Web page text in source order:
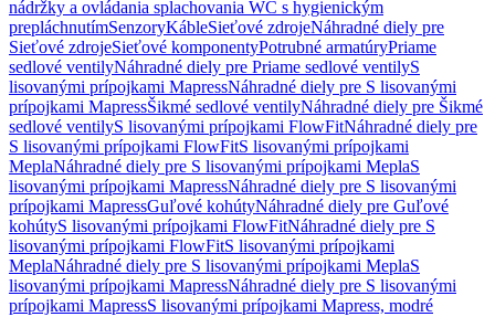
nádržky a ovládania splachovania WC s hygienickým
prepláchnutímSenzoryKábleSieťové zdrojeNáhradné diely pre
Sieťové zdrojeSieťové komponentyPotrubné armatúryPriame
sedlové ventilyNáhradné diely pre Priame sedlové ventilyS
lisovanými prípojkami MapressNáhradné diely pre S lisovanými
prípojkami MapressŠikmé sedlové ventilyNáhradné diely pre Šikmé
sedlové ventilyS lisovanými prípojkami FlowFitNáhradné diely pre
S lisovanými prípojkami FlowFitS lisovanými prípojkami
MeplaNáhradné diely pre S lisovanými prípojkami MeplaS
lisovanými prípojkami MapressNáhradné diely pre S lisovanými
prípojkami MapressGuľové kohútyNáhradné diely pre Guľové
kohútyS lisovanými prípojkami FlowFitNáhradné diely pre S
lisovanými prípojkami FlowFitS lisovanými prípojkami
MeplaNáhradné diely pre S lisovanými prípojkami MeplaS
lisovanými prípojkami MapressNáhradné diely pre S lisovanými
prípojkami MapressS lisovanými prípojkami Mapress, modré